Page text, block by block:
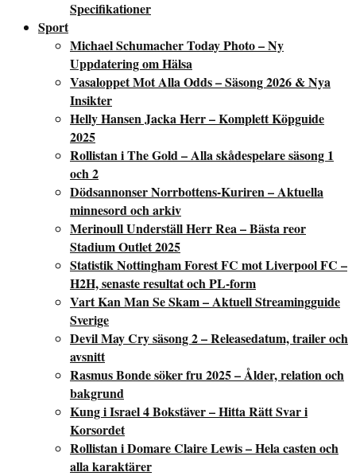
Specifikationer
Sport
Michael Schumacher Today Photo – Ny
Uppdatering om Hälsa
Vasaloppet Mot Alla Odds – Säsong 2026 & Nya
Insikter
Helly Hansen Jacka Herr – Komplett Köpguide
2025
Rollistan i The Gold – Alla skådespelare säsong 1
och 2
Dödsannonser Norrbottens-Kuriren – Aktuella
minnesord och arkiv
Merinoull Underställ Herr Rea – Bästa reor
Stadium Outlet 2025
Statistik Nottingham Forest FC mot Liverpool FC –
H2H, senaste resultat och PL-form
Vart Kan Man Se Skam – Aktuell Streamingguide
Sverige
Devil May Cry säsong 2 – Releasedatum, trailer och
avsnitt
Rasmus Bonde söker fru 2025 – Ålder, relation och
bakgrund
Kung i Israel 4 Bokstäver – Hitta Rätt Svar i
Korsordet
Rollistan i Domare Claire Lewis – Hela casten och
alla karaktärer